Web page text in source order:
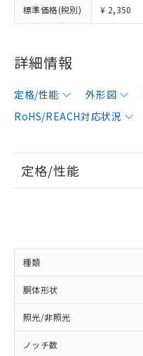
標準価格(税別) ¥ 2,350
詳細情報
定格/性能 外形図
RoHS/REACH対応状況
定格/性能
種類
胴体形状
照光/非照光
ノッチ数